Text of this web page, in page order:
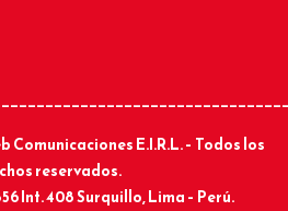
Comunicaciones E.I.R.L. – Todos los
reservados.
Int. 408 Surquillo, Lima – Perú.